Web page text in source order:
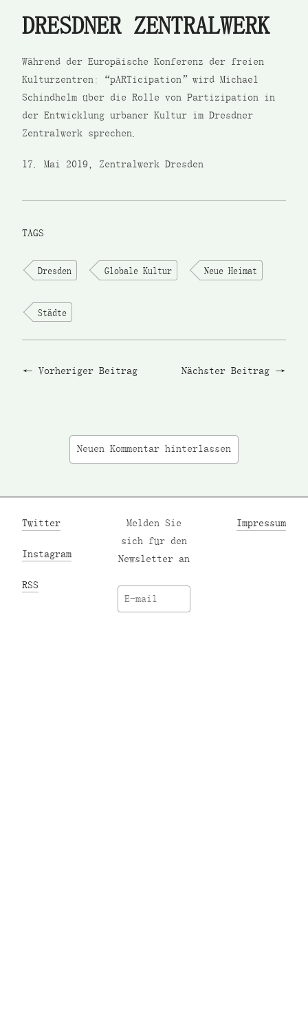
DRESDNER ZENTRALWERK
Während der Europäische Konferenz der freien
Kulturzentren: “pARTicipation” wird Michael
Schindhelm über die Rolle von Partizipation in
der Entwicklung urbaner Kultur im Dresdner
Zentralwerk sprechen.
17. Mai 2019, Zentralwerk Dresden
TAGS
Dresden Globale Kultur Neue Heimat
Städte
Vorheriger Beitrag Nächster Beitrag
Neuen Kommentar hinterlassen
Twitter
Instagram
RSS
Melden Sie
sich für den
Newsletter an
Impressum